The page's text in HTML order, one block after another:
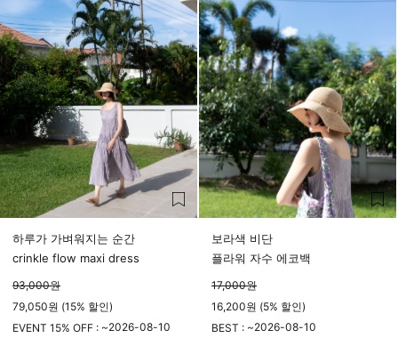
하루가 가벼워지는 순간
crinkle flow maxi dress
93,000원
79,050원 (15% 할인)
EVENT 15% OFF : ~2026-08-10
보라색 비단
플라워 자수 에코백
17,000원
16,200원 (5% 할인)
BEST : ~2026-08-10